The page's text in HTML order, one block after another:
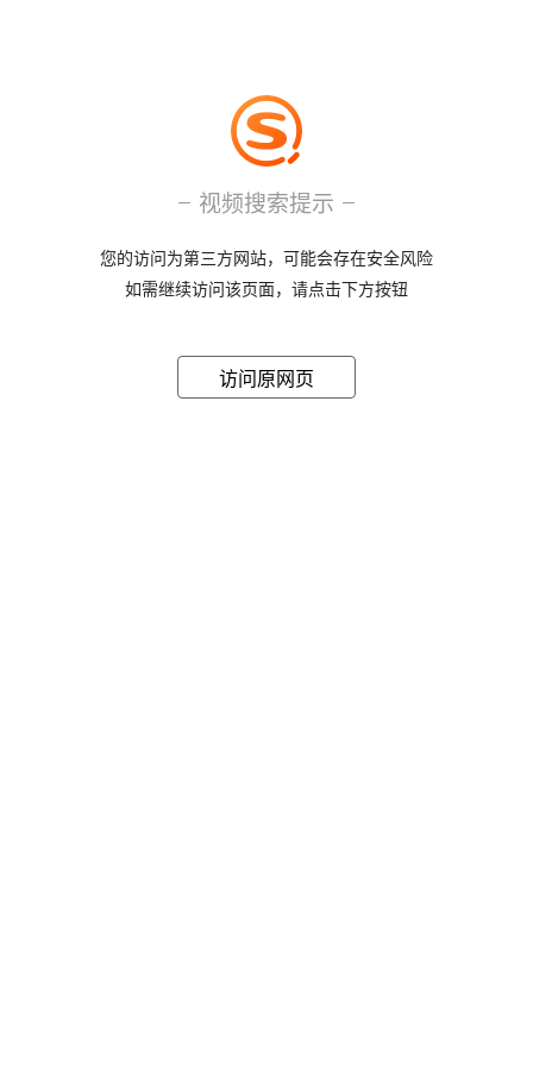
视频搜索提示
您的访问为第三方网站，可能会存在安全风险
如需继续访问该页面，请点击下方按钮
访问原网页